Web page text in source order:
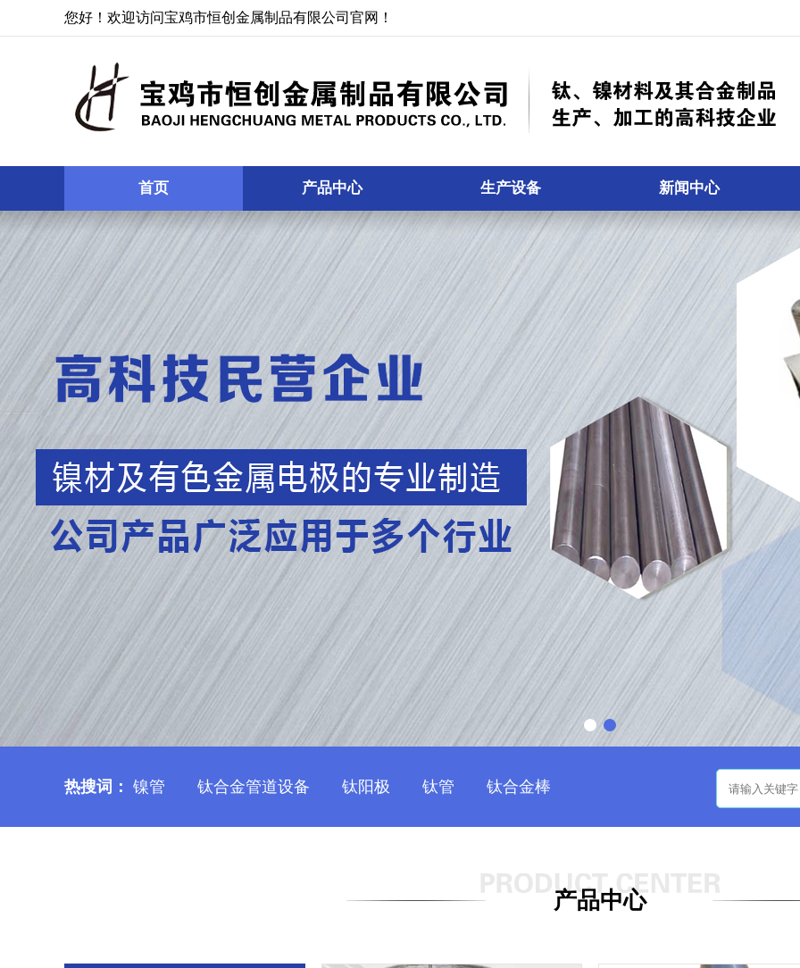
您好！欢迎访问宝鸡市恒创金属制品有限公司官网！
首页 产品中心 生产设备 新闻中心
热搜词： 镍管 钛合金管道设备 钛阳极 钛管 钛合金棒
产品中心